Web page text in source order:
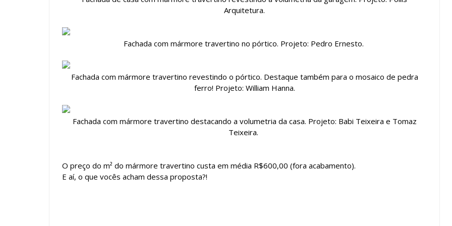
Arquitetura.
Fachada com mármore travertino no pórtico. Projeto: Pedro Ernesto.
Fachada com mármore travertino revestindo o pórtico. Destaque também para o mosaico de pedra
ferro! Projeto: William Hanna.
Fachada com mármore travertino destacando a volumetria da casa. Projeto: Babi Teixeira e Tomaz
Teixeira.
O preço do m² do mármore travertino custa em média R$600,00 (fora acabamento).
E aí, o que vocês acham dessa proposta?!